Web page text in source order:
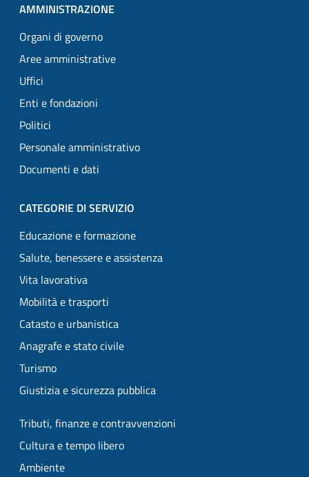
AMMINISTRAZIONE
Organi di governo
Aree amministrative
Uffici
Enti e fondazioni
Politici
Personale amministrativo
Documenti e dati
CATEGORIE DI SERVIZIO
Educazione e formazione
Salute, benessere e assistenza
Vita lavorativa
Mobilità e trasporti
Catasto e urbanistica
Anagrafe e stato civile
Turismo
Giustizia e sicurezza pubblica
Tributi, finanze e contravvenzioni
Cultura e tempo libero
Ambiente